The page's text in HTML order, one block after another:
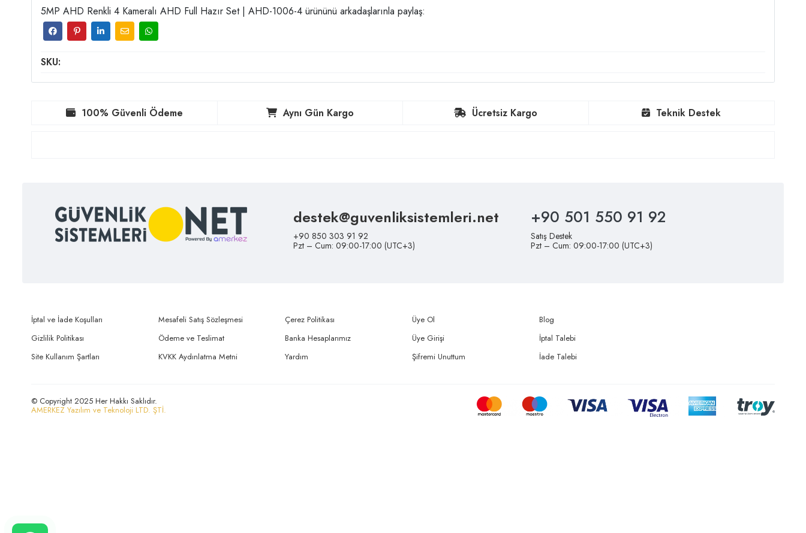
5MP AHD Renkli 4 Kameralı AHD Full Hazır Set | AHD-1006-4 ürününü arkadaşlarınla paylaş:
SKU:
100% Güvenli Ödeme Aynı Gün Kargo Ücretsiz Kargo Teknik Destek
destek@guvenliksistemleri.net
+90 850 303 91 92
Pzt – Cum: 09:00-17:00 (UTC+3)
+90 501 550 91 92
Satış Destek
Pzt – Cum: 09:00-17:00 (UTC+3)
İptal ve İade Koşulları
Gizlilik Politikası
Site Kullanım Şartları
Mesafeli Satış Sözleşmesi
Ödeme ve Teslimat
KVKK Aydınlatma Metni
Çerez Politikası
Banka Hesaplarımız
Yardım
Üye Ol
Üye Girişi
Şifremi Unuttum
Blog
İptal Talebi
İade Talebi
© Copyright 2025 Her Hakkı Saklıdır.
AMERKEZ Yazılım ve Teknoloji LTD. ŞTİ.